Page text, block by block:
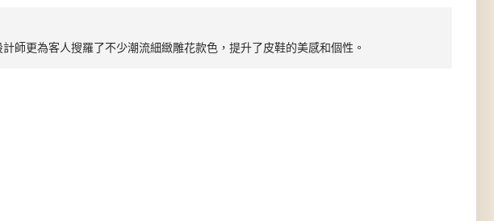
師更為客人搜羅了不少潮流細緻雕花款色，提升了皮鞋的美感和個性。